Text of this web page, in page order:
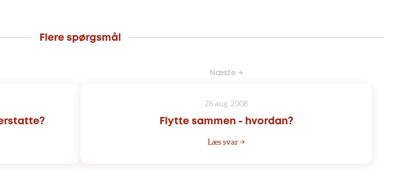
Flere spørgsmål
Næste →
26 aug. 2008
Flytte sammen - hvordan?
Læs svar →